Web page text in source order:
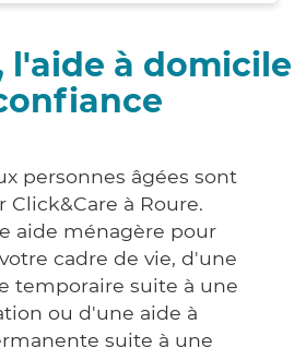
l'aide à domicile
personnes âgées sont
Click&Care à Roure.
aide ménagère pour
cadre de vie, d'une
temporaire suite à une
ou d'une aide à
suite à une